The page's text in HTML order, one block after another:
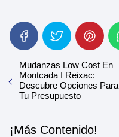
Mudanzas Low Cost En
Montcada I Reixac:
Descubre Opciones Para
Tu Presupuesto
¡Más Contenido!